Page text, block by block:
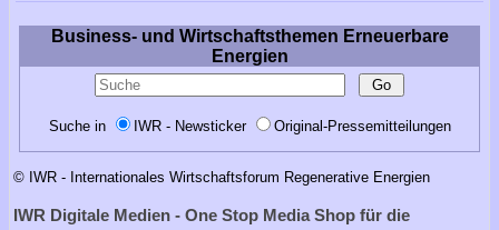
Business- und Wirtschaftsthemen Erneuerbare
Energien
Suche in IWR - Newsticker Original-Pressemitteilungen
© IWR - Internationales Wirtschaftsforum Regenerative Energien
IWR Digitale Medien - One Stop Media Shop für die